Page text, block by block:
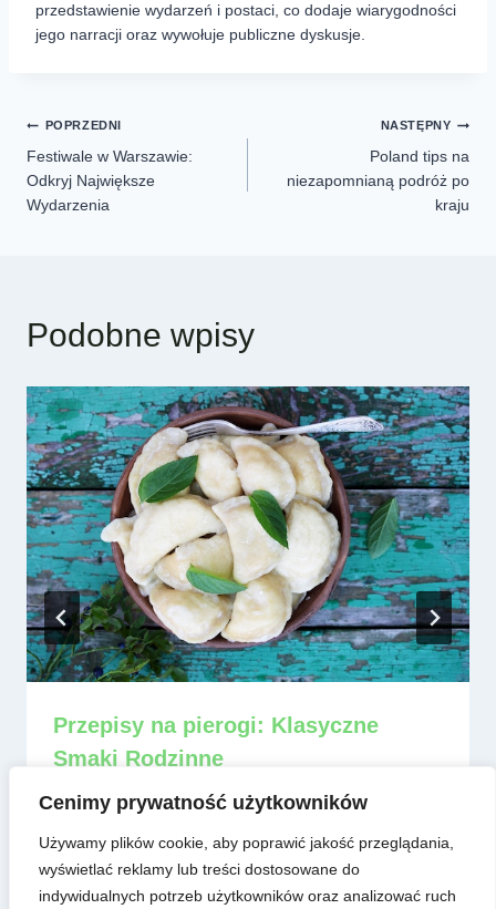
Cenimy prywatność użytkowników
Używamy plików cookie, aby poprawić jakość przeglądania,
wyświetlać reklamy lub treści dostosowane do
indywidualnych potrzeb użytkowników oraz analizować ruch
przedstawienie wydarzeń i postaci, co dodaje wiarygodności
jego narracji oraz wywołuje publiczne dyskusje.
POPRZEDNI
Festiwale w Warszawie:
Odkryj Największe
Wydarzenia
NASTĘPNY
Poland tips na
niezapomnianą podróż po
kraju
Podobne wpisy
Przepisy na pierogi: Klasyczne
Smaki Rodzinne
Przez admin 8 czerwca, 2025